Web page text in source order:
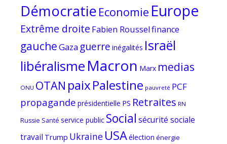
Démocratie Economie Europe
Extrême droite Fabien Rousselfinance
gaucheGaza guerre inégalités Israël
libéralismeMacron Marx medias
ONU OTAN paixPalestine pauvreté PCF
propagande présidentielle PS Retraites RN
Russie Santé service public Social sécurité sociale
travail Trump Ukraine USAélection énergie